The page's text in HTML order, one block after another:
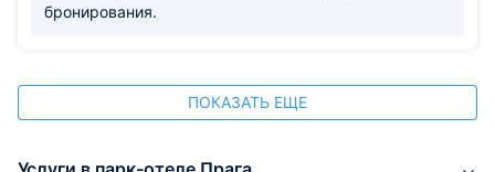
бронирования.
ПОКАЗАТЬ ЕЩЕ